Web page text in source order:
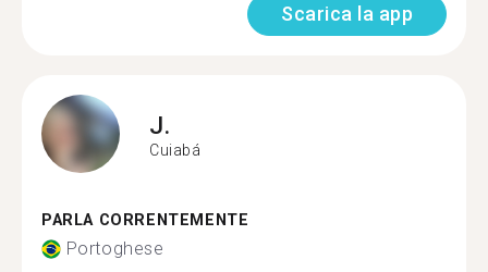
Scarica la app
J.
Cuiabá
PARLA CORRENTEMENTE
Portoghese